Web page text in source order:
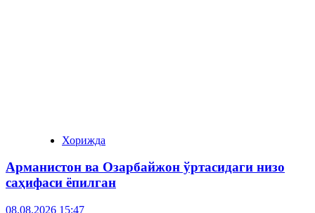
Хорижда
Арманистон ва Озарбайжон ўртасидаги низо
саҳифаси ёпилган
08.08.2026 15:47